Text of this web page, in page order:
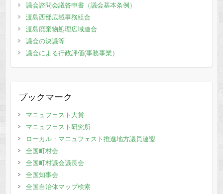
議会諮問会議答申書（議会基本条例）
渡島西部広域事務組合
渡島廃棄物処理広域連合
議会の決議等
議会による行政評価(事務事業）
ブックマーク
マニュフェスト大賞
マニュフェスト研究所
ローカル・マニュフェスト推進地方議員連盟
全国町村会
全国町村議会議長会
全国知事会
全国自治体マップ検索